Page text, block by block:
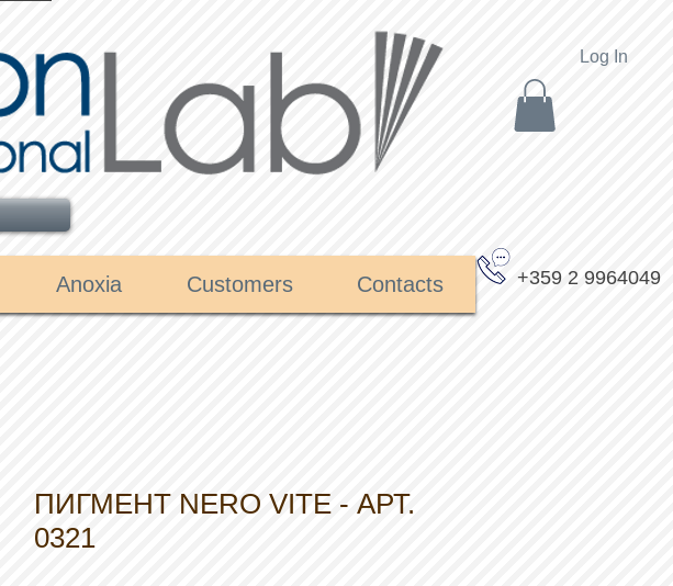
Log In
Anoxia Customers Contacts +359 2 9964049
ПИГМЕНТ NERO VITE - АРТ.
0321